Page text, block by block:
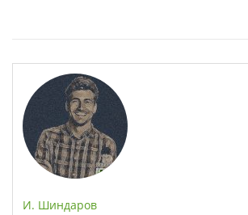
И. Шиндаров